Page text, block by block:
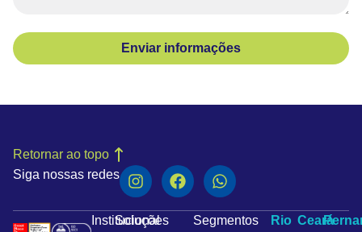
Enviar informações
Siga nossas redes
Retornar ao topo
Institucional
Soluções Segmentos
Rio Ceará